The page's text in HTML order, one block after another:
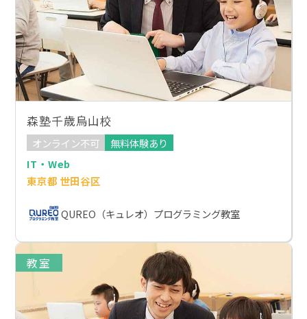
森塾千歳烏山校
オンライン不可
無料体験あり
IT・Web
東京都 世田谷区
QUREO（キュレオ）プログラミング教室
教室